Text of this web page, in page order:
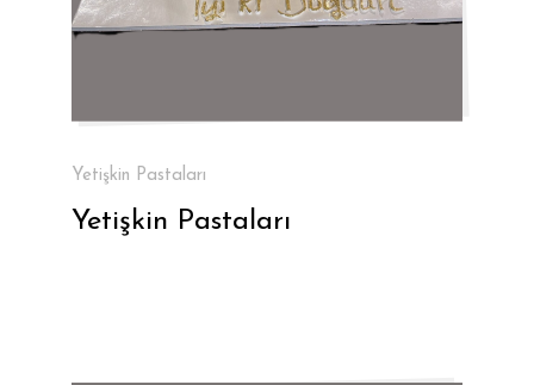
Yetişkin Pastaları
Yetişkin Pastaları